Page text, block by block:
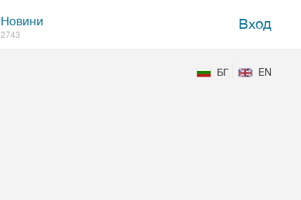
Новини
2743
Вход
БГ EN